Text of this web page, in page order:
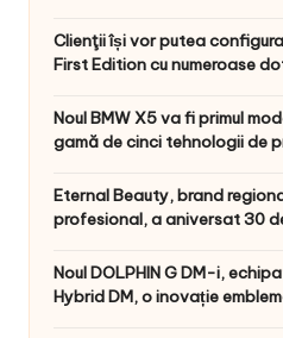
Clienţii își vor putea
First Edition cu numeroase
Noul BMW X5 va fi primul
gamă de cinci tehnologii de
Eternal Beauty, brand
profesional, a aniversat 30
Noul DOLPHIN G DM-i,
Hybrid DM, o inovație